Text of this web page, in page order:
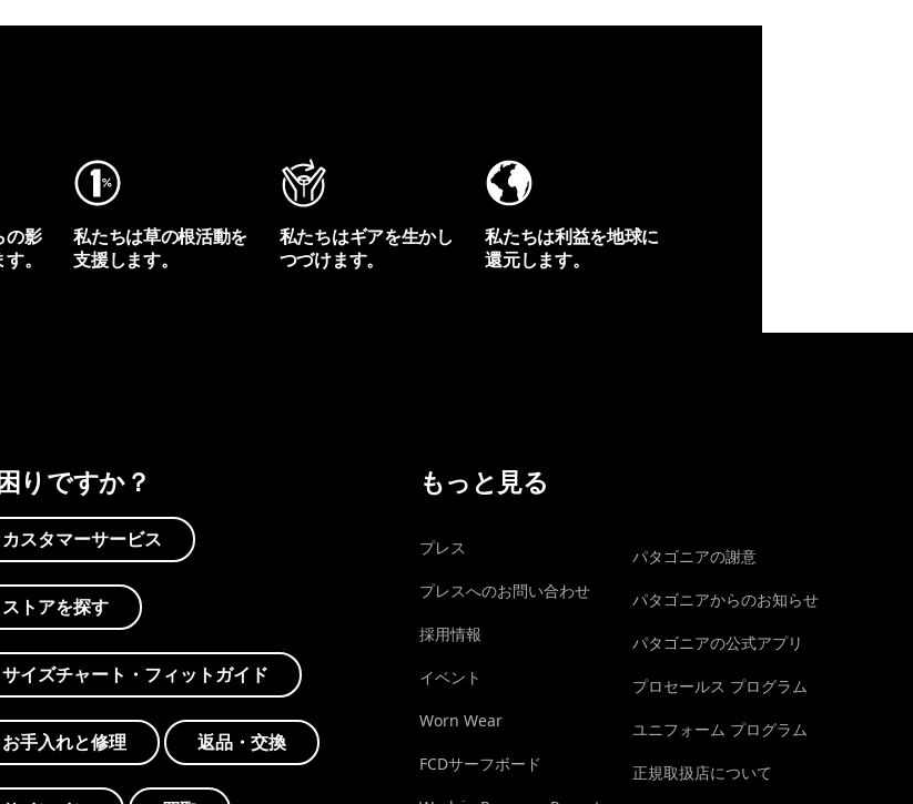
の影
。
私たちは草の根活動を
支援します。
私たちはギアを生かし
つづけます。
私たちは利益を地球に
還元します。
りですか？
カスタマーサービス
ストアを探す
サイズチャート・フィットガイド
お手入れと修理 返品・交換
もっと見る
プレス
プレスへのお問い合わせ
採用情報
イベント
Worn Wear
FCDサーフボード
パタゴニアの謝意
パタゴニアからのお知らせ
パタゴニアの公式アプリ
プロセールス プログラム
ユニフォーム プログラム
正規取扱店について